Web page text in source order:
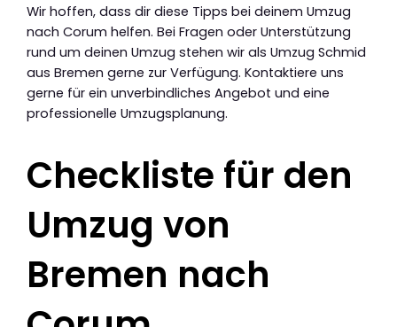
Wir hoffen, dass dir diese Tipps bei deinem Umzug
nach Corum helfen. Bei Fragen oder Unterstützung
rund um deinen Umzug stehen wir als Umzug Schmid
aus Bremen gerne zur Verfügung. Kontaktiere uns
gerne für ein unverbindliches Angebot und eine
professionelle Umzugsplanung.
Checkliste für den
Umzug von
Bremen nach